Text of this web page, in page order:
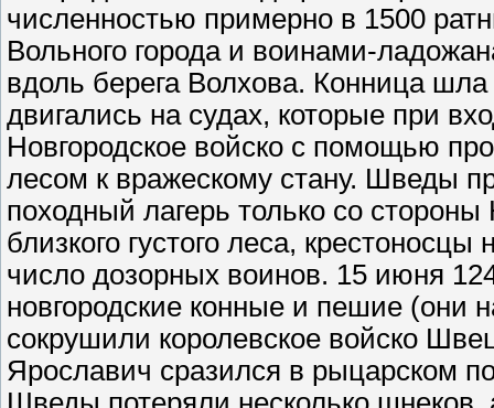
численностью примерно в 1500
Вольного города и воинами-
вдоль берега Волхова. Конница
двигались на судах, которые при
Новгородское войско с помощью
лесом к вражескому стану. Шведы
походный лагерь только со
близкого густого леса,
число дозорных воинов. 15 июня
новгородские конные и пешие (они
сокрушили королевское войско
Ярославич сразился в рыцарском